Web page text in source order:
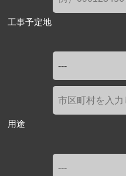
工事予定地
用途